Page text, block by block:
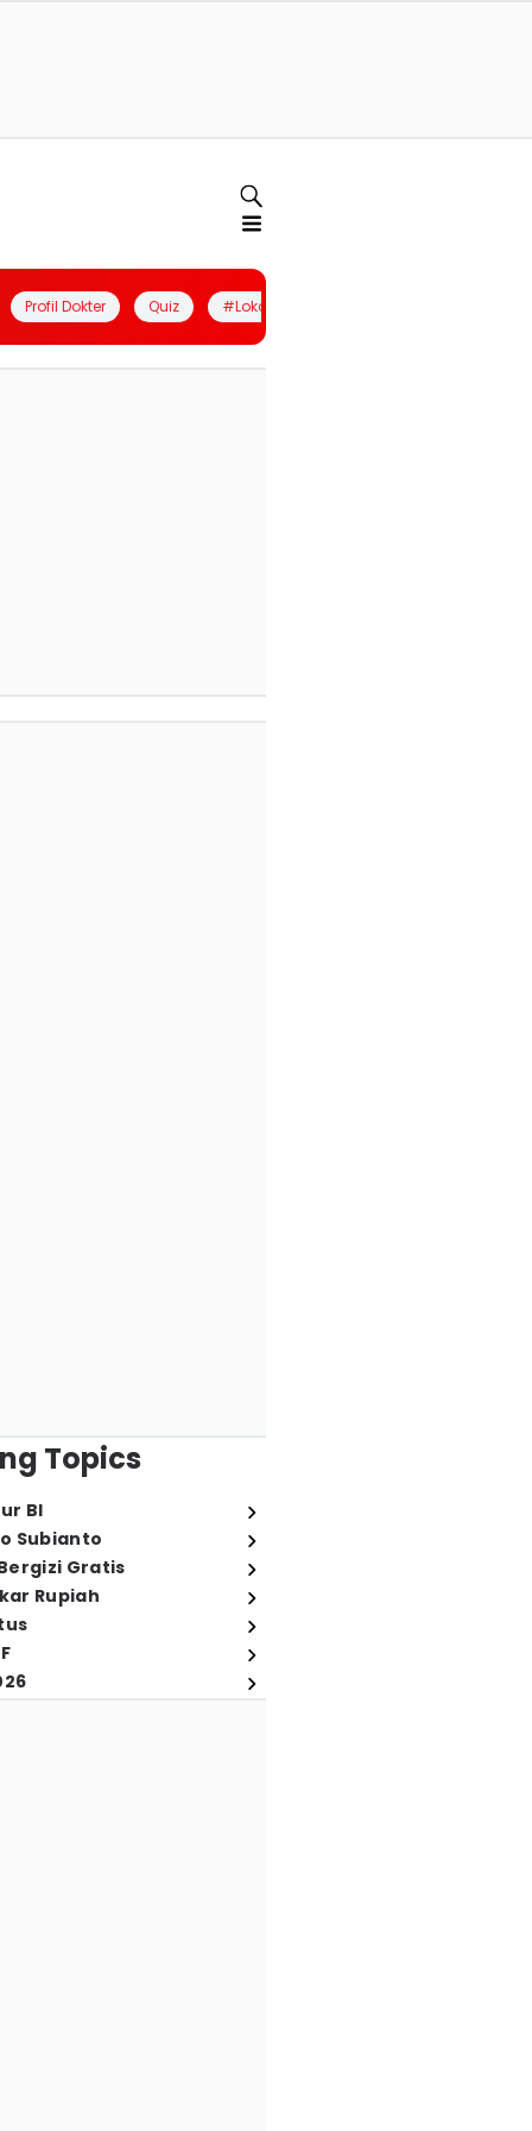
Profil Dokter Quiz #LokalBerdaya
Topics
BI
Subianto
Gratis
Rupiah